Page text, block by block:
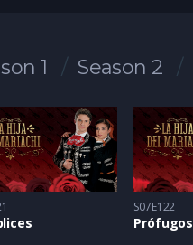
1 Season 2
S07E122
Prófugos